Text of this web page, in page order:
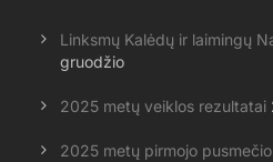
Linksmų Kalėdų ir laimingų
gruodžio
2025 metų veiklos rezultatai
2025 metų pirmojo